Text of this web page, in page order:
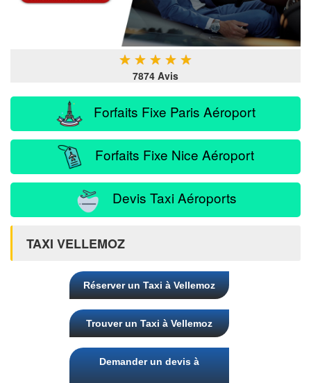
★ ★ ★ ★ ★
7874 Avis
Forfaits Fixe Paris Aéroport
Forfaits Fixe Nice Aéroport
Devis Taxi Aéroports
TAXI VELLEMOZ
Réserver un Taxi à Vellemoz
Trouver un Taxi à Vellemoz
Demander un devis à